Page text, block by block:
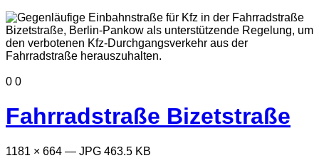
0 0
Fahrradstraße Bizetstraße
1181 × 664 — JPG 463.5 KB